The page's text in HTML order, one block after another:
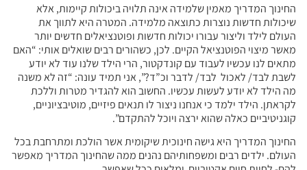
החינוך המדריך מאמין שלמידה אינה תלויה ביכולות קיימות, אלא
שיכולות חדשות נוצרות כתוצאה מלמידה. המטרה היא לתווך את
העולם לילד וליצור עבורו יכולות חדשות ופוטנציאלים חדשים יותר
מאשר מיצוי הפוטנציאל הקיים. לכן, כשהורים רבים שואלים אותי: “האם
מתאים לנו עכשיו לעבוד עם קונדקטור, הרי הילד שלנו עוד לא יודע
לשבת לבד/ לאכול לבד/ לדבר וכ”ד?”, אני תמיד עונה: “זה לא משנה
מה הילד לא יודע לעשות עכשיו. החשוב הוא להגדיר מטרות וללכת
לקראתן. הילד ילמד כי אנחנו ניצור לו תנאים פיזיים, מוטיבציוניים,
קוגניטיביים כאלה שהוא ירצה ויוכל להתקדם”.
החינוך המדריך היא גישה חינוכית שיקומית אשר הולכת ומתרחבת בכל
העולם. ילדים רבים ומשפחותיהם נהנים ממה שהחינוך המדריך מאפשר